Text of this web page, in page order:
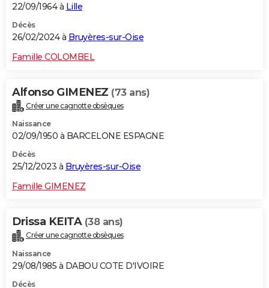
22/09/1964 à Lille
Décès
26/02/2024 à Bruyères-sur-Oise
Famille COLOMBEL
Alfonso GIMENEZ (73 ans)
Créer une cagnotte obsèques
Naissance
02/09/1950 à BARCELONE ESPAGNE
Décès
25/12/2023 à Bruyères-sur-Oise
Famille GIMENEZ
Drissa KEITA (38 ans)
Créer une cagnotte obsèques
Naissance
29/08/1985 à DABOU COTE D'IVOIRE
Décès